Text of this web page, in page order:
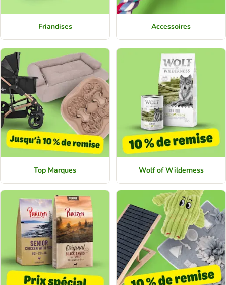
Friandises Accessoires
Top Marques Wolf of Wilderness